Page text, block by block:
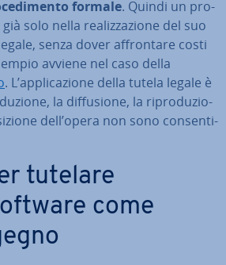
formale. Quindi un pro­
solo nella rea­liz­za­zio­ne del suo
senza dover af­fron­ta­re costi
avviene nel caso della
. L’ap­pli­ca­zio­ne della tutela legale è
la dif­fu­sio­ne, la ri­pro­du­zio­
dell’opera non sono con­sen­ti­
tutelare
come